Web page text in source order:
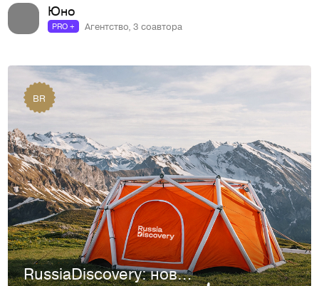
Юно
PRO + Агентство, 3 соавтора
BR
RussiaDiscovery: новый взгляд на мир подлинных открытий